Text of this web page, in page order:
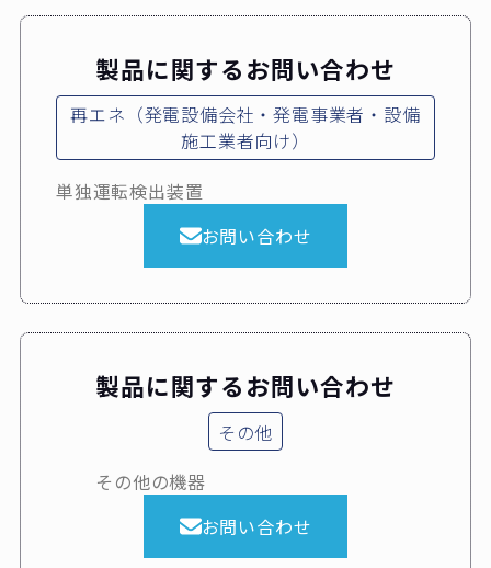
製品に関するお問い合わせ
再エネ（発電設備会社・発電事業者・設備
施工業者向け）
単独運転検出装置
お問い合わせ
製品に関するお問い合わせ
その他
その他の機器
お問い合わせ